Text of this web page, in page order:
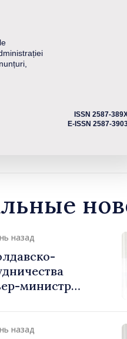
ISSN 2587-
E-ISSN 2587-
назад
министр
назад